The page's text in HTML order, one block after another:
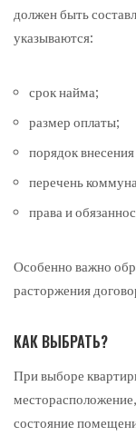
должен быть
указываются:
срок найма;
размер оплаты;
порядок
перечень
права и
Особенно важно
расторжения
КАК ВЫБРАТЬ?
При выборе
состояние